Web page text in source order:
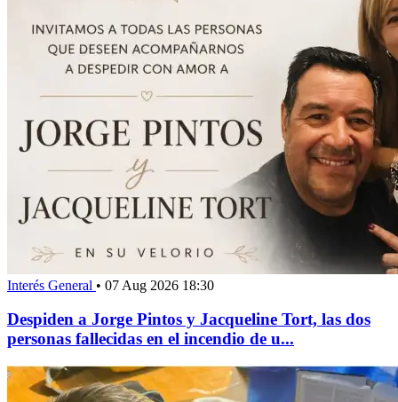
Interés General • 07 Aug 2026 18:30
Despiden a Jorge Pintos y Jacqueline Tort, las dos
personas fallecidas en el incendio de u...